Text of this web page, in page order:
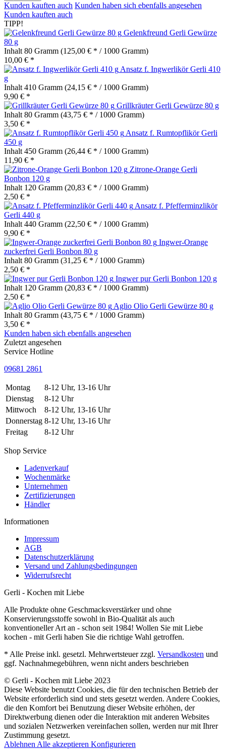
Kunden kauften auch Kunden haben sich ebenfalls angesehen
Kunden kauften auch
TIPP!
Gelenkfreund Gerli Gewürze
80 g
Inhalt 80 Gramm (125,00 € * / 1000 Gramm)
10,00 € *
Ansatz f. Ingwerlikör Gerli 410
g
Inhalt 410 Gramm (24,15 € * / 1000 Gramm)
9,90 € *
Grillkräuter Gerli Gewürze 80 g
Inhalt 80 Gramm (43,75 € * / 1000 Gramm)
3,50 € *
Ansatz f. Rumtopflikör Gerli
450 g
Inhalt 450 Gramm (26,44 € * / 1000 Gramm)
11,90 € *
Zitrone-Orange Gerli
Bonbon 120 g
Inhalt 120 Gramm (20,83 € * / 1000 Gramm)
2,50 € *
Ansatz f. Pfefferminzlikör
Gerli 440 g
Inhalt 440 Gramm (22,50 € * / 1000 Gramm)
9,90 € *
Ingwer-Orange
zuckerfrei Gerli Bonbon 80 g
Inhalt 80 Gramm (31,25 € * / 1000 Gramm)
2,50 € *
Ingwer pur Gerli Bonbon 120 g
Inhalt 120 Gramm (20,83 € * / 1000 Gramm)
2,50 € *
Aglio Olio Gerli Gewürze 80 g
Inhalt 80 Gramm (43,75 € * / 1000 Gramm)
3,50 € *
Kunden haben sich ebenfalls angesehen
Zuletzt angesehen
Service Hotline
09681 2861
Montag
8-12 Uhr, 13-16 Uhr
Dienstag
8-12 Uhr
Mittwoch
8-12 Uhr, 13-16 Uhr
Donnerstag 8-12 Uhr, 13-16 Uhr
Freitag
8-12 Uhr
Shop Service
Ladenverkauf
Wochenmärke
Unternehmen
Zertifizierungen
Händler
Informationen
Impressum
AGB
Datenschutzerklärung
Versand und Zahlungsbedingungen
Widerrufsrecht
Gerli - Kochen mit Liebe
Alle Produkte ohne Geschmacksverstärker und ohne
Konservierungsstoffe sowohl in Bio-Qualität als auch
konventioneller Art an - schon seit 1984! Wollen Sie mit Liebe
kochen - mit Gerli haben Sie die richtige Wahl getroffen.
* Alle Preise inkl. gesetzl. Mehrwertsteuer zzgl. Versandkosten und
ggf. Nachnahmegebühren, wenn nicht anders beschrieben
© Gerli - Kochen mit Liebe 2023
Diese Website benutzt Cookies, die für den technischen Betrieb der
Website erforderlich sind und stets gesetzt werden. Andere Cookies,
die den Komfort bei Benutzung dieser Website erhöhen, der
Direktwerbung dienen oder die Interaktion mit anderen Websites
und sozialen Netzwerken vereinfachen sollen, werden nur mit Ihrer
Zustimmung gesetzt.
Ablehnen Alle akzeptieren Konfigurieren